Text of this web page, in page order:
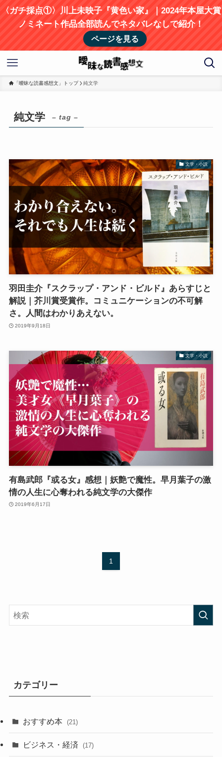
〈ガチ採点①〉川上未映子『黄色い家』｜2024年本屋大賞
ノミネート作品全部読んでネタバレなしで紹介！
ページを見る
「曖昧な読書感想文」トップ 純文学
純文学 – tag –
文学・小説
羽田圭介『スクラップ・アンド・ビルド』あらすじと
解説｜芥川賞受賞作。コミュニケーションの不可解
さ。人間はわかりあえない。
2019年9月18日
文学・小説
有島武郎『或る女』感想｜妖艶で魔性。早月葉子の激
情の人生に心奪われる純文学の大傑作
2019年6月17日
1
カテゴリー
おすすめ本 (21)
ビジネス・経済 (17)